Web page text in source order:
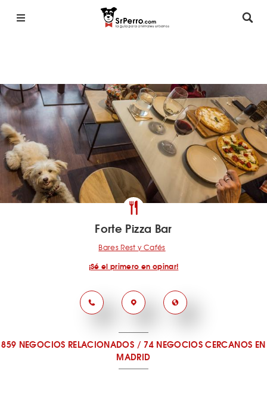
Forte Pizza Bar
Bares Rest y Cafés
¡Sé el primero en opinar!
859 NEGOCIOS RELACIONADOS /74 NEGOCIOS CERCANOS EN
MADRID